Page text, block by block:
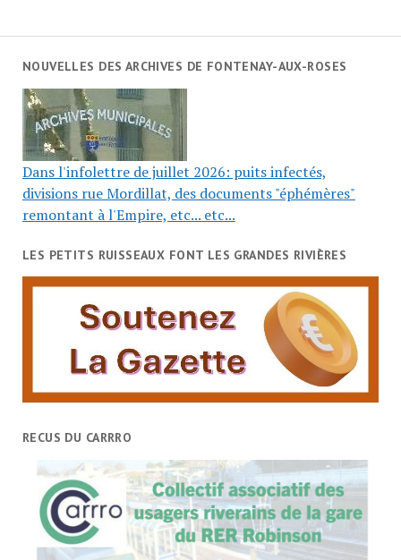
NOUVELLES DES ARCHIVES DE FONTENAY-AUX-ROSES
Dans l'infolettre de juillet 2026: puits infectés,
divisions rue Mordillat, des documents "éphémères"
remontant à l'Empire, etc... etc...
LES PETITS RUISSEAUX FONT LES GRANDES RIVIÈRES
RECUS DU CARRRO